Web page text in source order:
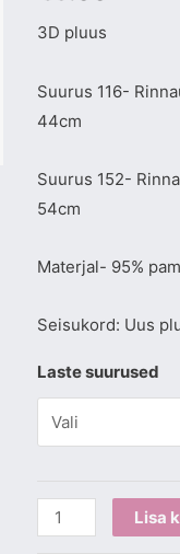
3D pluus
Suurus 116-
44cm
Suurus 152-
54cm
Materjal- 95%
Seisukord: Uus
Laste suurused
Lisa